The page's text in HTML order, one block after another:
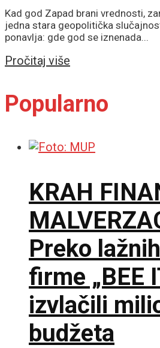
Kad god Zapad brani vrednosti,
jedna stara geopolitička
ponavlja: gde god se iznenada...
Pročitaj više
Popularno
KRAH
Preko
firme „BEE
izvlačili
budžeta